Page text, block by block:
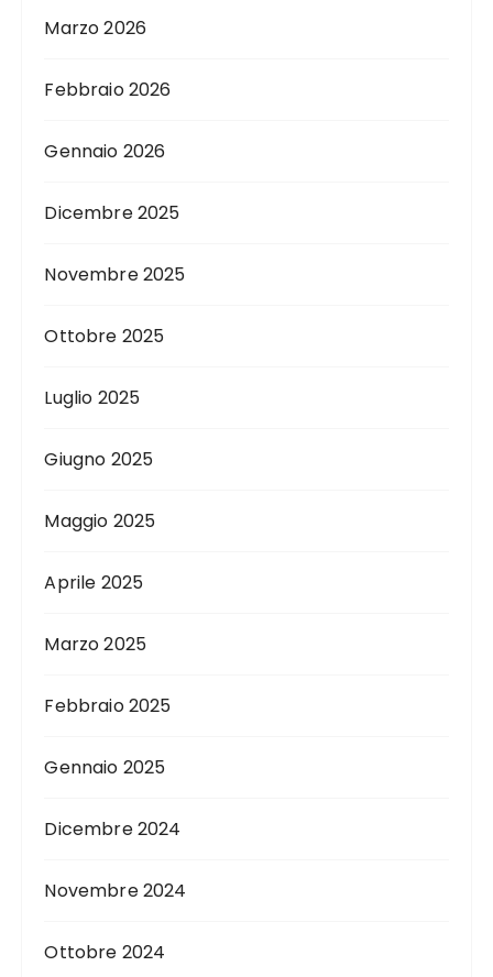
Marzo 2026
Febbraio 2026
Gennaio 2026
Dicembre 2025
Novembre 2025
Ottobre 2025
Luglio 2025
Giugno 2025
Maggio 2025
Aprile 2025
Marzo 2025
Febbraio 2025
Gennaio 2025
Dicembre 2024
Novembre 2024
Ottobre 2024